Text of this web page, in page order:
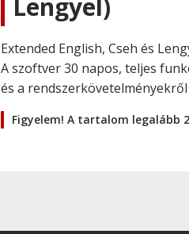
Lengyel)
Extended English, Cseh és
A szoftver 30 napos, teljes
és a rendszerkövetelményekről
Figyelem! A tartalom legalább